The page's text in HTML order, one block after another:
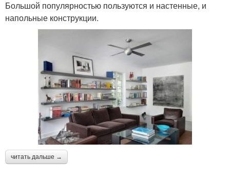
Большой популярностью пользуются и настенные, и
напольные конструкции.
читать дальше →